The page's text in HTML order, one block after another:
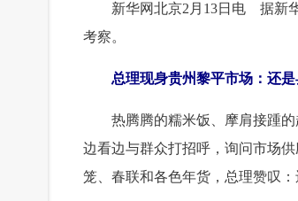
新华网北京2月13日电 据新
考察。
总理现身贵州黎平市场：还是
热腾腾的糯米饭、摩肩接踵
边看边与群众打招呼，询问市场
笼、春联和各色年货，总理赞叹：